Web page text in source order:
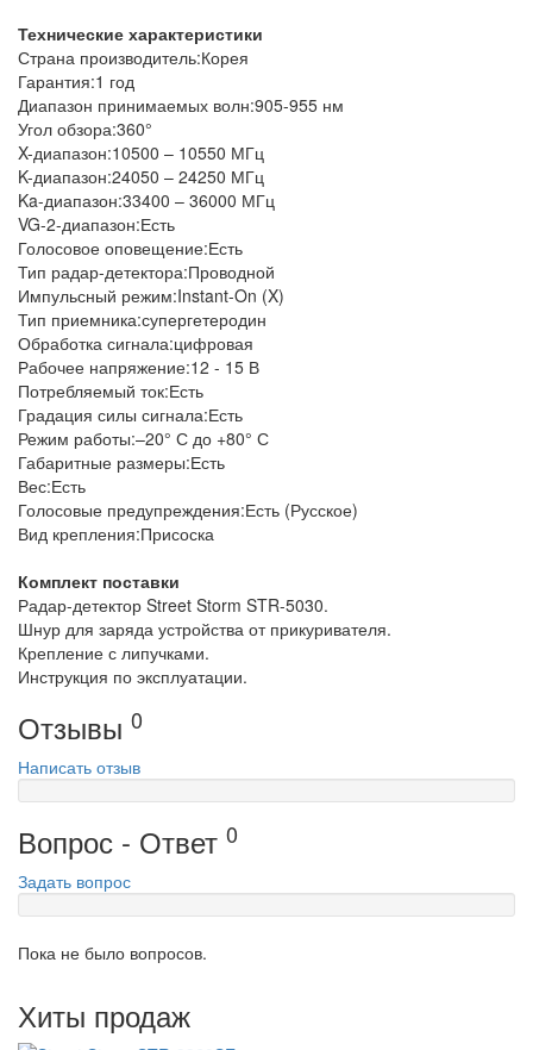
Технические характеристики
Страна производитель:Корея
Гарантия:1 год
Диапазон принимаемых волн:905-955 нм
Угол обзора:360°
X-диапазон:10500 – 10550 МГц
K-диапазон:24050 – 24250 МГц
Ka-диапазон:33400 – 36000 МГц
VG-2-диапазон:Есть
Голосовое оповещение:Есть
Тип радар-детектора:Проводной
Импульсный режим:Instant-On (X)
Тип приемника:супергетеродин
Обработка сигнала:цифровая
Рабочее напряжение:12 - 15 В
Потребляемый ток:Есть
Градация силы сигнала:Есть
Режим работы:–20° С до +80° С
Габаритные размеры:Есть
Вес:Есть
Голосовые предупреждения:Есть (Русское)
Вид крепления:Присоска
Комплект поставки
Радар-детектор Street Storm STR-5030.
Шнур для заряда устройства от прикуривателя.
Крепление с липучками.
Инструкция по эксплуатации.
Отзывы 0
Написать отзыв
Вопрос - Ответ 0
Задать вопрос
Пока не было вопросов.
Хиты продаж